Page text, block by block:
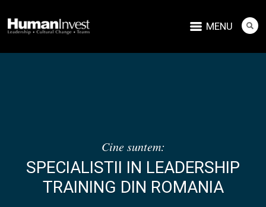
MENU
Cine suntem:
SPECIALISTII IN LEADERSHIP
TRAINING DIN ROMANIA